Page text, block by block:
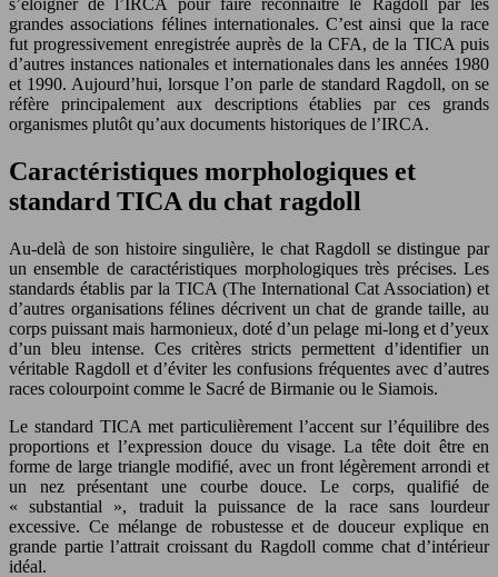
s’éloigner de l’IRCA pour faire reconnaître le Ragdoll par les
grandes associations félines internationales. C’est ainsi que la race
fut progressivement enregistrée auprès de la CFA, de la TICA puis
d’autres instances nationales et internationales dans les années 1980
et 1990. Aujourd’hui, lorsque l’on parle de standard Ragdoll, on se
réfère principalement aux descriptions établies par ces grands
organismes plutôt qu’aux documents historiques de l’IRCA.
Caractéristiques morphologiques et
standard TICA du chat ragdoll
Au-delà de son histoire singulière, le chat Ragdoll se distingue par
un ensemble de caractéristiques morphologiques très précises. Les
standards établis par la TICA (The International Cat Association) et
d’autres organisations félines décrivent un chat de grande taille, au
corps puissant mais harmonieux, doté d’un pelage mi-long et d’yeux
d’un bleu intense. Ces critères stricts permettent d’identifier un
véritable Ragdoll et d’éviter les confusions fréquentes avec d’autres
races colourpoint comme le Sacré de Birmanie ou le Siamois.
Le standard TICA met particulièrement l’accent sur l’équilibre des
proportions et l’expression douce du visage. La tête doit être en
forme de large triangle modifié, avec un front légèrement arrondi et
un nez présentant une courbe douce. Le corps, qualifié de
« substantial », traduit la puissance de la race sans lourdeur
excessive. Ce mélange de robustesse et de douceur explique en
grande partie l’attrait croissant du Ragdoll comme chat d’intérieur
idéal.